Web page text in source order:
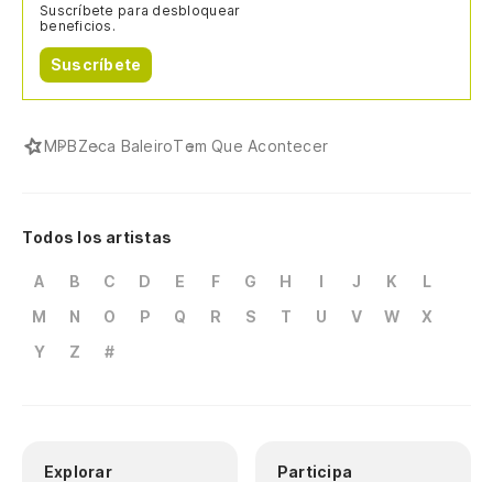
Suscríbete para desbloquear
beneficios.
Suscríbete
MPBZeca BaleiroTem Que Acontecer
Todos los artistas
A B C D E F G H I J K
L
M
N O P Q R S T U V W
X
Y
Z #
Explorar Participa